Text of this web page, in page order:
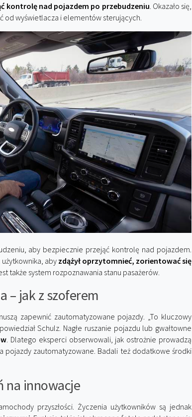
kontrolę nad pojazdem po przebudzeniu. Okazało się,
od wyświetlacza i elementów sterujących.
aby bezpiecznie przejąć kontrolę nad pojazdem.
aby zdążył oprzytomnieć, zorientować się
także system rozpoznawania stanu pasażerów.
– jak z szoferem
zapewnić zautomatyzowane pojazdy. „To kluczowy
Schulz. Nagłe ruszanie pojazdu lub gwałtowne
. Dlatego eksperci obserwowali, jak ostrożnie prowadzą
pojazdy zautomatyzowane. Badali też dodatkowe środki
na innowacje
przyszłości. Życzenia użytkowników są jednak